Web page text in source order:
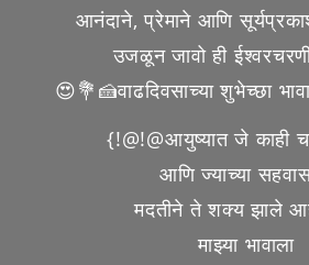
आनंदाने, प्रेमाने आणि
उजळून जावो ही ईश्वरचरणी
😍💐🍰वाढदिवसाच्या शुभेच्छा
{!@!@आयुष्यात जे काही
आणि ज्याच्या
मदतीने ते शक्य झाले
माझ्या भावाला